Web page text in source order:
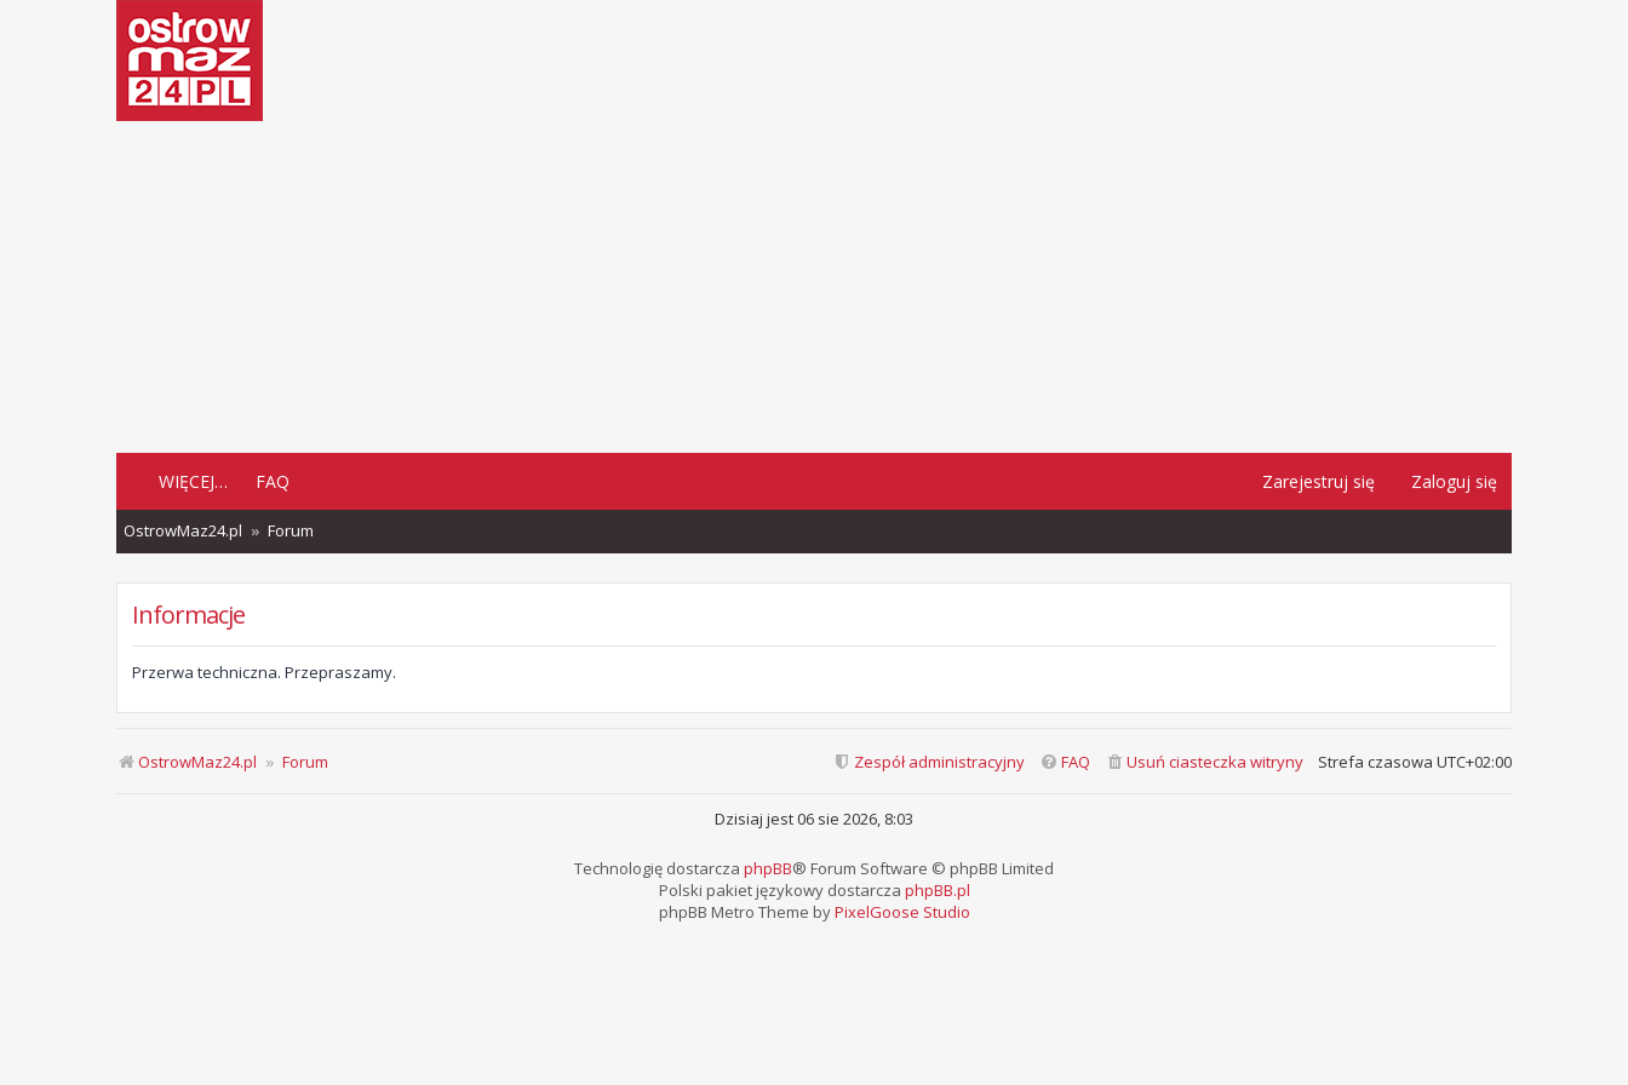
WIĘCEJ… FAQ Zaloguj się
Zarejestruj się
OstrowMaz24.pl Forum
Informacje
Przerwa techniczna. Przepraszamy.
OstrowMaz24.pl Forum Strefa czasowa UTC+02:00
Usuń ciasteczka witryny
FAQ
Zespół administracyjny
Dzisiaj jest 06 sie 2026, 8:03
Technologię dostarcza phpBB® Forum Software © phpBB Limited
Polski pakiet językowy dostarcza phpBB.pl
phpBB Metro Theme byPixelGoose Studio